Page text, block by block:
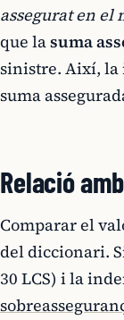
assegurat en
que lasuma
sinistre. Així, la
suma
Relació
Comparar el
del diccionari.
30 LCS) i la